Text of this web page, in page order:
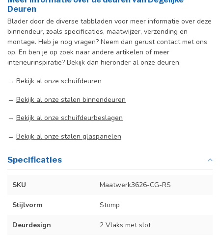
Deuren
Blader door de diverse tabbladen voor meer informatie over deze
binnendeur, zoals specificaties, maatwijzer, verzending en
montage. Heb je nog vragen? Neem dan gerust contact met ons
op. En ben je op zoek naar andere artikelen of meer
interieurinspiratie? Bekijk dan hieronder al onze deuren.
→ Bekijk al onze schuifdeuren
→ Bekijk al onze stalen binnendeuren
→ Bekijk al onze schuifdeurbeslagen
→ Bekijk al onze stalen glaspanelen
Specificaties
SKU Maatwerk3626-CG-RS
Stijlvorm Stomp
Deurdesign 2 Vlaks met slot